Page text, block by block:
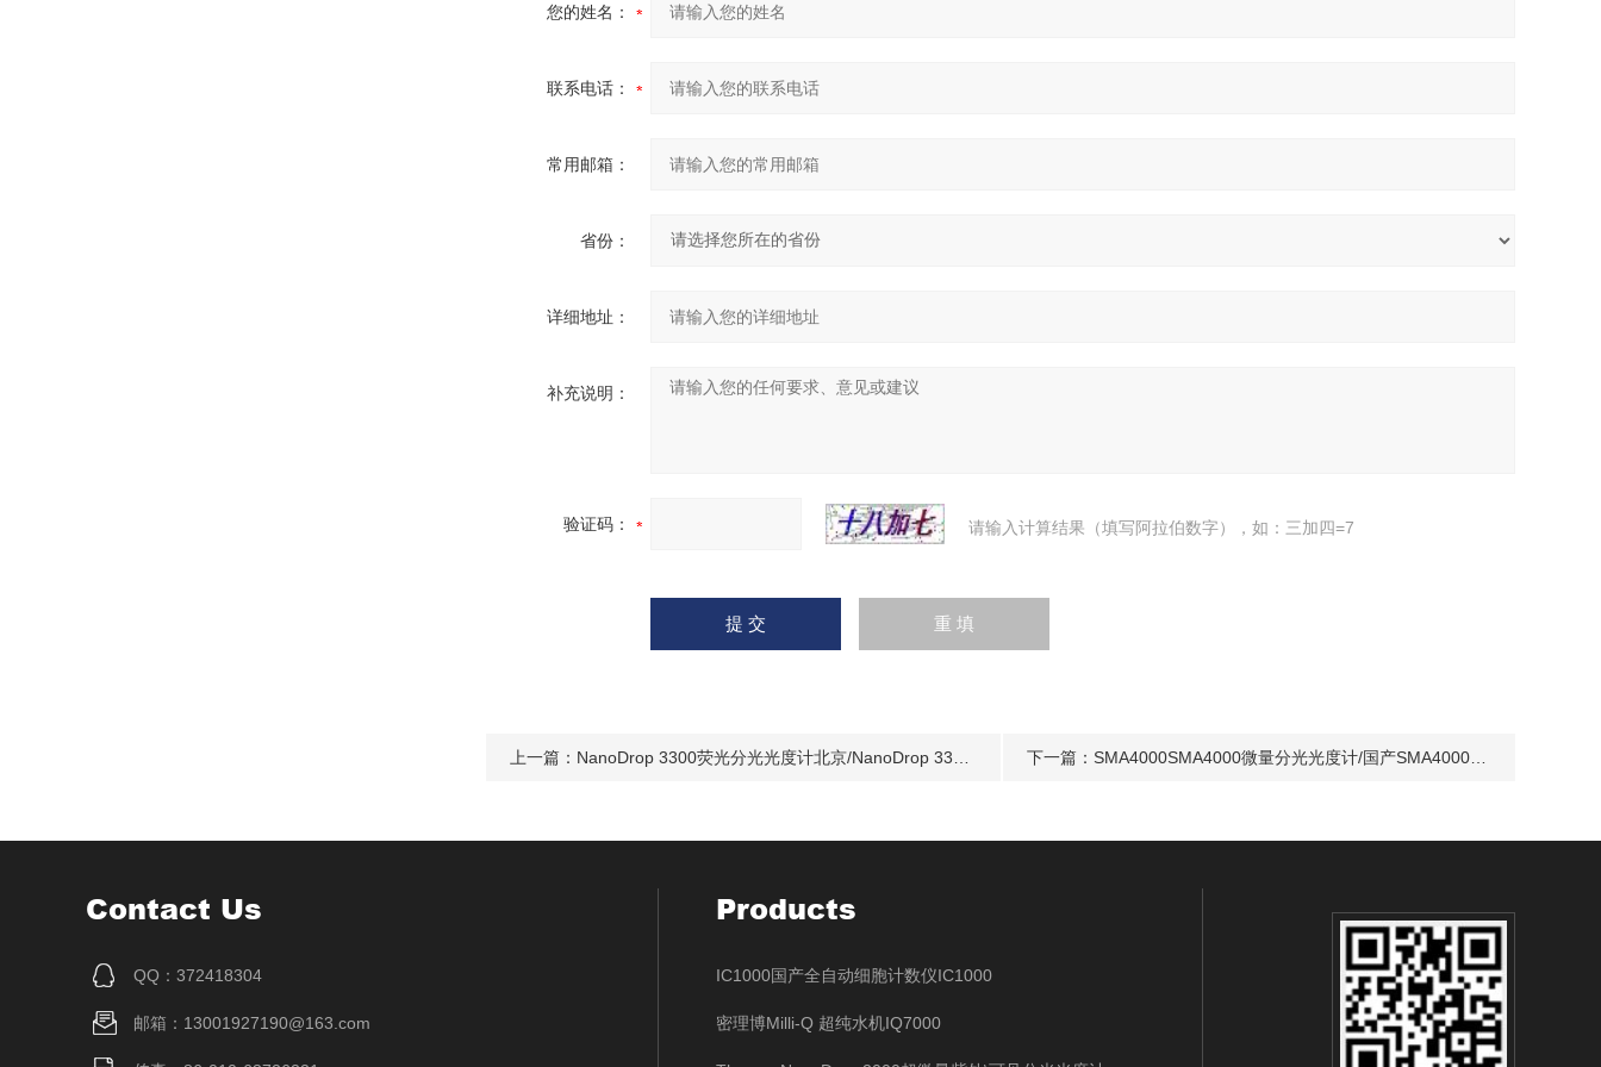
您的姓名：
联系电话：
常用邮箱：
省份：
详细地址：
补充说明：
验证码： 请输入计算结果（填写阿拉伯数字），如：三加四=7
上一篇： NanoDrop 3300荧光分光光度计北京/NanoDrop 3300荧光分光光度计价格 下一篇： SMA4000SMA4000微量分光光度计/国产SMA4000微量分光光度计/微量分光光度计价格
Contact Us
QQ：372418304
邮箱：13001927190@163.com
Products
IC1000国产全自动细胞计数仪IC1000
密理博Milli-Q 超纯水机IQ7000